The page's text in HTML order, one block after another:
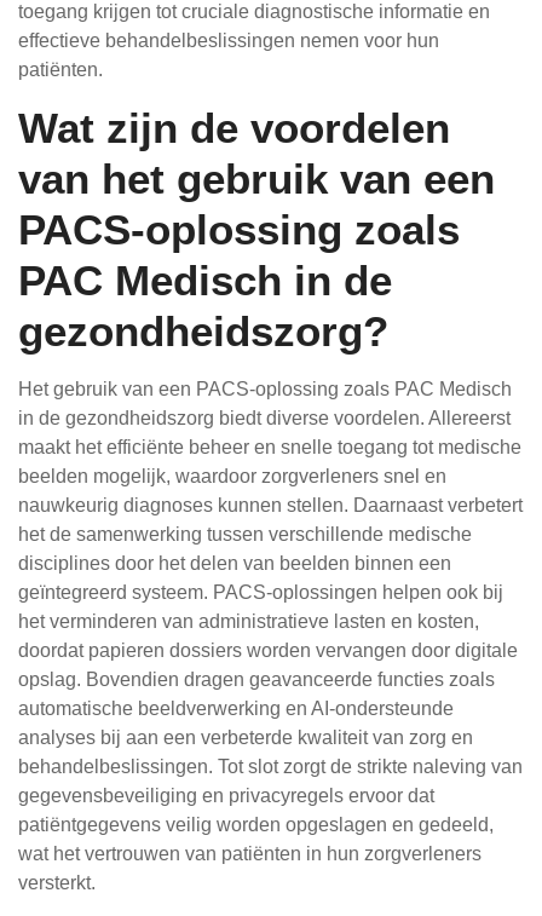
toegang krijgen tot cruciale diagnostische informatie en
effectieve behandelbeslissingen nemen voor hun
patiënten.
Wat zijn de voordelen
van het gebruik van een
PACS-oplossing zoals
PAC Medisch in de
gezondheidszorg?
Het gebruik van een PACS-oplossing zoals PAC Medisch
in de gezondheidszorg biedt diverse voordelen. Allereerst
maakt het efficiënte beheer en snelle toegang tot medische
beelden mogelijk, waardoor zorgverleners snel en
nauwkeurig diagnoses kunnen stellen. Daarnaast verbetert
het de samenwerking tussen verschillende medische
disciplines door het delen van beelden binnen een
geïntegreerd systeem. PACS-oplossingen helpen ook bij
het verminderen van administratieve lasten en kosten,
doordat papieren dossiers worden vervangen door digitale
opslag. Bovendien dragen geavanceerde functies zoals
automatische beeldverwerking en AI-ondersteunde
analyses bij aan een verbeterde kwaliteit van zorg en
behandelbeslissingen. Tot slot zorgt de strikte naleving van
gegevensbeveiliging en privacyregels ervoor dat
patiëntgegevens veilig worden opgeslagen en gedeeld,
wat het vertrouwen van patiënten in hun zorgverleners
versterkt.